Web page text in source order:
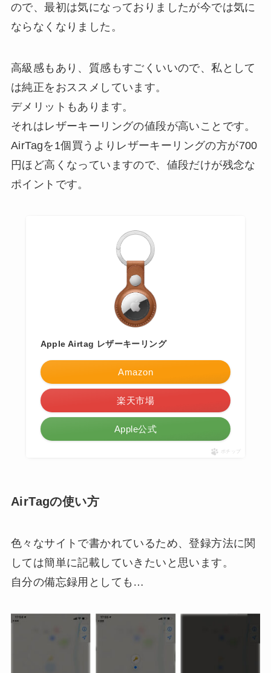
ので、最初は気になっておりましたが今では気に
ならなくなりました。
高級感もあり、質感もすごくいいので、私として
は純正をおススメしています。
デメリットもあります。
それはレザーキーリングの値段が高いことです。
AirTagを1個買うよりレザーキーリングの方が700
円ほど高くなっていますので、値段だけが残念な
ポイントです。
Apple Airtag レザーキーリング
Amazon
楽天市場
Apple公式
ポチップ
AirTagの使い方
色々なサイトで書かれているため、登録方法に関
しては簡単に記載していきたいと思います。
自分の備忘録用としても…